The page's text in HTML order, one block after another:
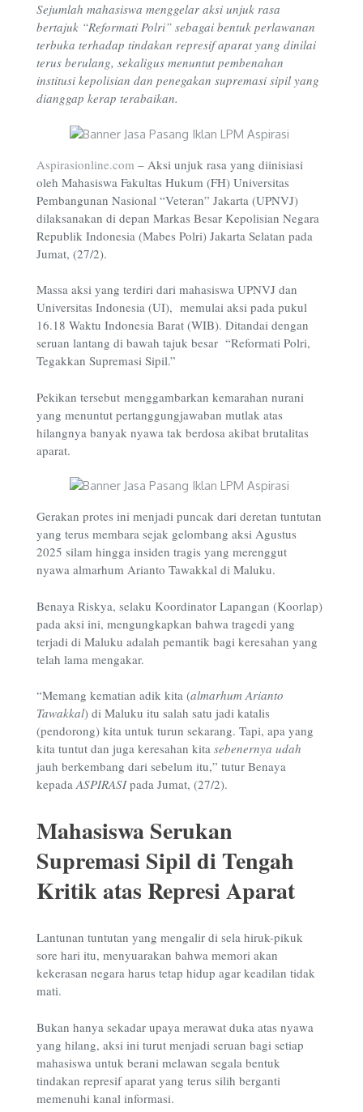
Sejumlah mahasiswa menggelar aksi unjuk rasa
bertajuk “Reformati Polri” sebagai bentuk perlawanan
terbuka terhadap tindakan represif aparat yang dinilai
terus berulang, sekaligus menuntut pembenahan
institusi kepolisian dan penegakan supremasi sipil yang
dianggap kerap terabaikan.
Aspirasionline.com – Aksi unjuk rasa yang diinisiasi
oleh Mahasiswa Fakultas Hukum (FH) Universitas
Pembangunan Nasional “Veteran” Jakarta (UPNVJ)
dilaksanakan di depan Markas Besar Kepolisian Negara
Republik Indonesia (Mabes Polri) Jakarta Selatan pada
Jumat, (27/2).
Massa aksi yang terdiri dari mahasiswa UPNVJ dan
Universitas Indonesia (UI), memulai aksi pada pukul
16.18 Waktu Indonesia Barat (WIB). Ditandai dengan
seruan lantang di bawah tajuk besar “Reformati Polri,
Tegakkan Supremasi Sipil.”
Pekikan tersebut menggambarkan kemarahan nurani
yang menuntut pertanggungjawaban mutlak atas
hilangnya banyak nyawa tak berdosa akibat brutalitas
aparat.
Gerakan protes ini menjadi puncak dari deretan tuntutan
yang terus membara sejak gelombang aksi Agustus
2025 silam hingga insiden tragis yang merenggut
nyawa almarhum Arianto Tawakkal di Maluku.
Benaya Riskya, selaku Koordinator Lapangan (Koorlap)
pada aksi ini, mengungkapkan bahwa tragedi yang
terjadi di Maluku adalah pemantik bagi keresahan yang
telah lama mengakar.
“Memang kematian adik kita (almarhum Arianto
Tawakkal) di Maluku itu salah satu jadi katalis
(pendorong) kita untuk turun sekarang. Tapi, apa yang
kita tuntut dan juga keresahan kita sebenernya udah
jauh berkembang dari sebelum itu,” tutur Benaya
kepadaASPIRASIpada Jumat, (27/2).
Mahasiswa Serukan
Supremasi Sipil di Tengah
Kritik atas Represi Aparat
Lantunan tuntutan yang mengalir di sela hiruk-pikuk
sore hari itu, menyuarakan bahwa memori akan
kekerasan negara harus tetap hidup agar keadilan tidak
mati.
Bukan hanya sekadar upaya merawat duka atas nyawa
yang hilang, aksi ini turut menjadi seruan bagi setiap
mahasiswa untuk berani melawan segala bentuk
tindakan represif aparat yang terus silih berganti
memenuhi kanal informasi.